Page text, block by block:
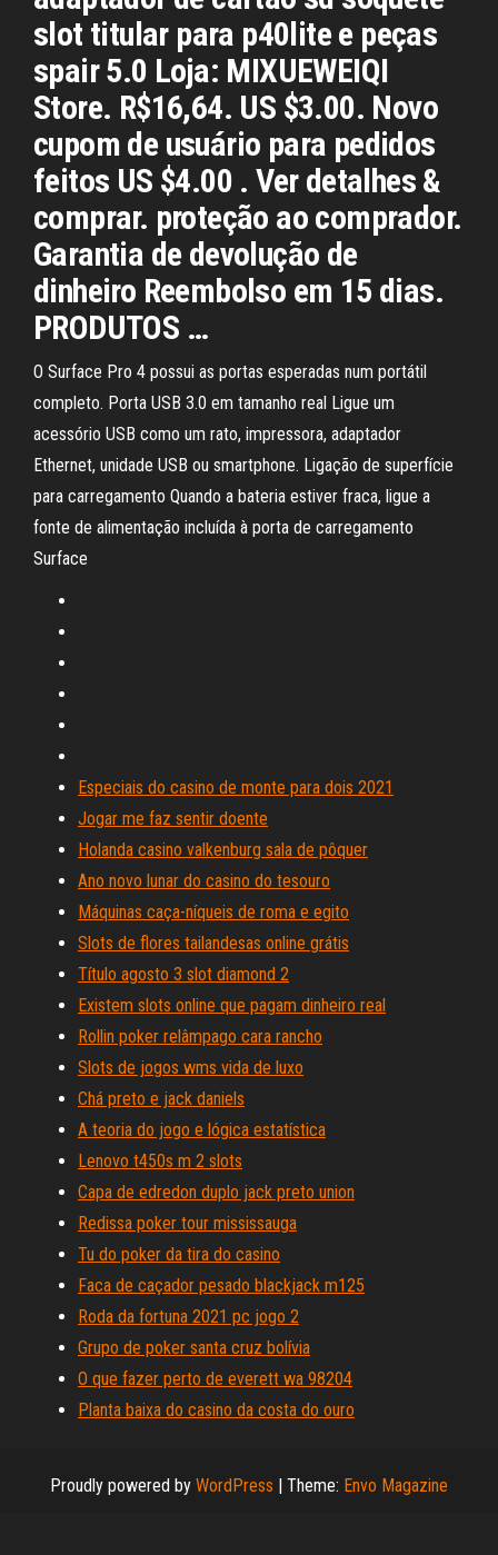
slot titular para p40lite e peças
spair 5.0 Loja: MIXUEWEIQI
Store. R$16,64. US $3.00. Novo
cupom de usuário para pedidos
feitos US $4.00 . Ver detalhes &
comprar. proteção ao comprador.
Garantia de devolução de
dinheiro Reembolso em 15 dias.
PRODUTOS …
O Surface Pro 4 possui as portas esperadas num portátil
completo. Porta USB 3.0 em tamanho real Ligue um
acessório USB como um rato, impressora, adaptador
Ethernet, unidade USB ou smartphone. Ligação de superfície
para carregamento Quando a bateria estiver fraca, ligue a
fonte de alimentação incluída à porta de carregamento
Surface
Especiais do casino de monte para dois 2021
Jogar me faz sentir doente
Holanda casino valkenburg sala de pôquer
Ano novo lunar do casino do tesouro
Máquinas caça-níqueis de roma e egito
Slots de flores tailandesas online grátis
Título agosto 3 slot diamond 2
Existem slots online que pagam dinheiro real
Rollin poker relâmpago cara rancho
Slots de jogos wms vida de luxo
Chá preto e jack daniels
A teoria do jogo e lógica estatística
Lenovo t450s m 2 slots
Capa de edredon duplo jack preto union
Redissa poker tour mississauga
Tu do poker da tira do casino
Faca de caçador pesado blackjack m125
Roda da fortuna 2021 pc jogo 2
Grupo de poker santa cruz bolívia
O que fazer perto de everett wa 98204
Planta baixa do casino da costa do ouro
Proudly powered by WordPress | Theme: Envo Magazine